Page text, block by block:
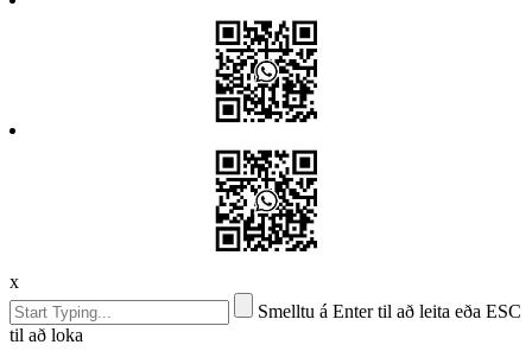
x
Smelltu á Enter til að leita eða ESC
til að loka